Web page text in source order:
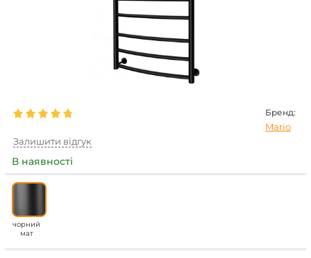
Бренд:
Mario
Залишити відгук
В наявності
чорний
мат